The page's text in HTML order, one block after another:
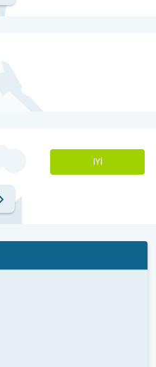
IYI